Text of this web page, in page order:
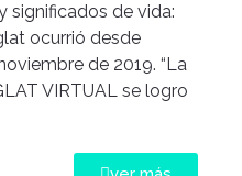
significados de vida:
ocurrió desde
de 2019. “La
VIRTUAL se logro